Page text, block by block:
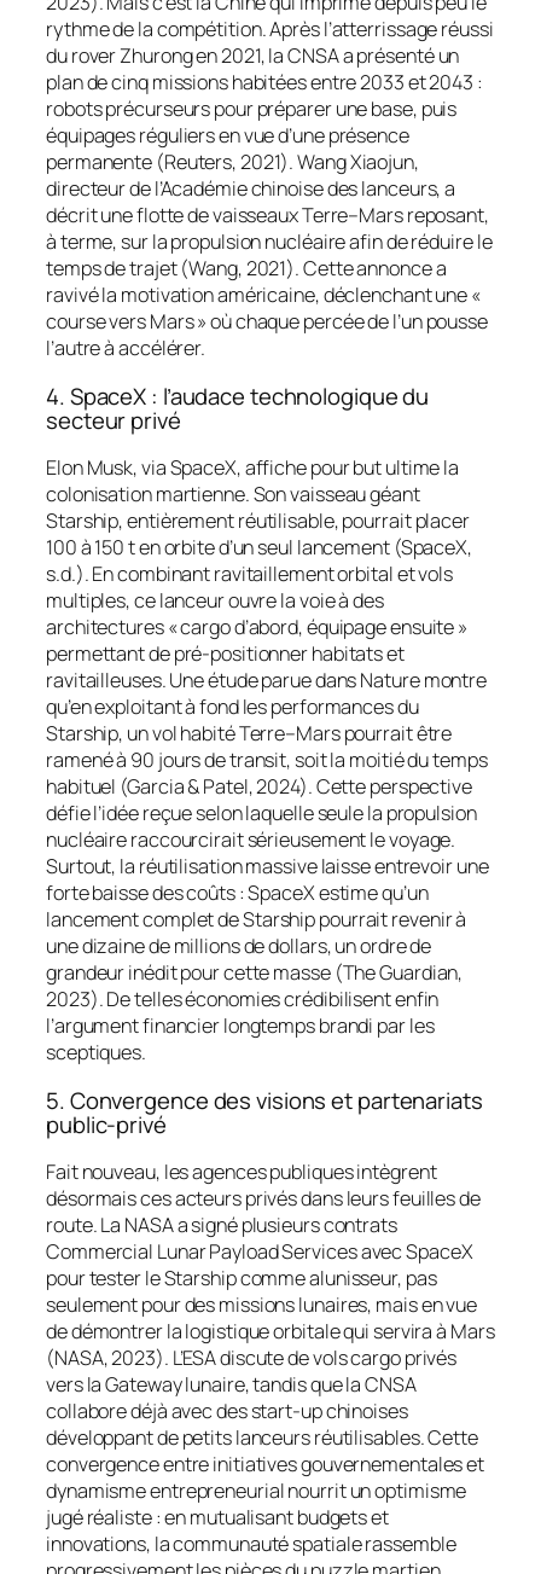
rythme de la compétition. Après l’atterrissage réussi
du roverZhurongen 2021, la CNSA a présenté un
plan de cinq missions habitées entre 2033 et 2043 :
robots précurseurs pour préparer une base, puis
équipages réguliers en vue d’une présence
permanente (Reuters, 2021). Wang Xiaojun,
directeur de l’Académie chinoise des lanceurs, a
décrit une flotte de vaisseaux Terre–Mars reposant,
à terme, sur la propulsion nucléaire afin de réduire le
temps de trajet (Wang, 2021). Cette annonce a
ravivé la motivation américaine, déclenchant une «
course vers Mars » où chaque percée de l’un pousse
l’autre à accélérer.
4. SpaceX : l’audace technologique du
secteur privé
Elon Musk, via SpaceX, affiche pour but ultime la
colonisation martienne. Son vaisseau géant
Starship, entièrement réutilisable, pourrait placer
100 à 150 t en orbite d’un seul lancement (SpaceX,
s.d.). En combinant ravitaillement orbital et vols
multiples, ce lanceur ouvre la voie à des
architectures « cargo d’abord, équipage ensuite »
permettant de pré-positionner habitats et
ravitailleuses. Une étude parue dansNaturemontre
qu’en exploitant à fond les performances du
Starship, un vol habité Terre–Mars pourrait être
ramené à 90 jours de transit, soit la moitié du temps
habituel (Garcia & Patel, 2024). Cette perspective
défie l’idée reçue selon laquelle seule la propulsion
nucléaire raccourcirait sérieusement le voyage.
Surtout, la réutilisation massive laisse entrevoir une
forte baisse des coûts : SpaceX estime qu’un
lancement complet deStarshippourrait revenir à
une dizaine de millions de dollars, un ordre de
grandeur inédit pour cette masse (The Guardian,
2023). De telles économies crédibilisent enfin
l’argument financier longtemps brandi par les
sceptiques.
5. Convergence des visions et partenariats
public-privé
Fait nouveau, les agences publiques intègrent
désormais ces acteurs privés dans leurs feuilles de
route. La NASA a signé plusieurs contrats
Commercial Lunar Payload Servicesavec SpaceX
pour tester leStarshipcomme alunisseur, pas
seulement pour des missions lunaires, mais en vue
de démontrer la logistique orbitale qui servira à Mars
(NASA, 2023). L’ESA discute de vols cargo privés
vers la Gateway lunaire, tandis que la CNSA
collabore déjà avec des start-up chinoises
développant de petits lanceurs réutilisables. Cette
convergence entre initiatives gouvernementales et
dynamisme entrepreneurial nourrit un optimisme
jugé réaliste : en mutualisant budgets et
innovations, la communauté spatiale rassemble